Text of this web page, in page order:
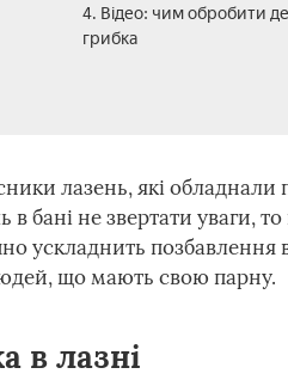
4. Відео: чим обробити
грибка
лазень, які обладнали
в бані не звертати уваги,
ускладнить позбавлення
що мають свою парну.
в лазні